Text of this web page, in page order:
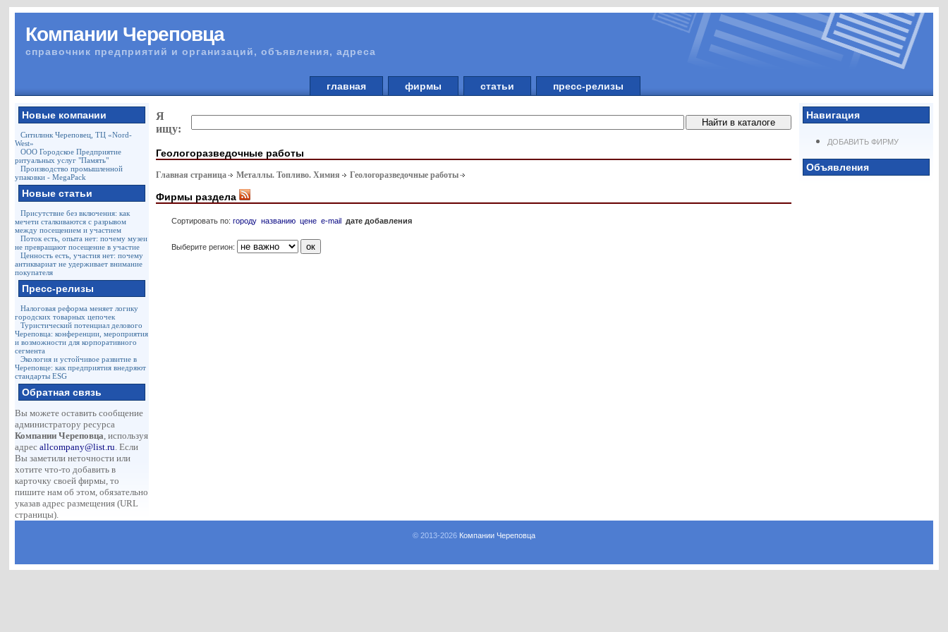
Компании Череповца
справочник предприятий и организаций, объявления, адреса
главная фирмы статьи пресс-релизы
Новые компании
Ситилинк Череповец, ТЦ «Nord-
West»
ООО Городское Предприятие
ритуальных услуг "Память"
Производство промышленной
упаковки - MegaPack
Новые статьи
Присутствие без включения: как
мечети сталкиваются с разрывом
между посещением и участием
Поток есть, опыта нет: почему музеи
не превращают посещение в участие
Ценность есть, участия нет: почему
антиквариат не удерживает внимание
покупателя
Пресс-релизы
Налоговая реформа меняет логику
городских товарных цепочек
Туристический потенциал делового
Череповца: конференции, мероприятия
и возможности для корпоративного
сегмента
Экология и устойчивое развитие в
Череповце: как предприятия внедряют
стандарты ESG
Обратная связь
Вы можете оставить сообщение
администратору ресурса
Компании Череповца, используя
адресallcompany@list.ru. Если
Вы заметили неточности или
хотите что-то добавить в
карточку своей фирмы, то
пишите нам об этом, обязательно
указав адрес размещения (URL
страницы).
Навигация
ДОБАВИТЬ ФИРМУ
Объявления
Я
ищу:
Геологоразведочные работы
Главная страница Металлы. Топливо. Химия Геологоразведочные работы
Фирмы раздела
Сортировать по:городу названию цене e-mail дате добавления
Выберите регион:
© 2013-2026 Компании Череповца